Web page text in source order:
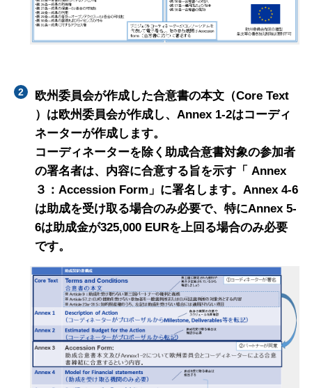
欧州委員会が作成した合意書の本文（Core Text
）は欧州委員会が作成し、Annex 1-2はコーディ
ネーターが作成します。
コーディネーターを除く助成合意書対象の参加者
の署名者は、内容に合意する旨を示す「 Annex
３：Accession Form」に署名します。Annex 4-6
は助成を受け取る場合のみ必要で、特にAnnex 5-
6は助成金が325,000 EURを上回る場合のみ必要
です。